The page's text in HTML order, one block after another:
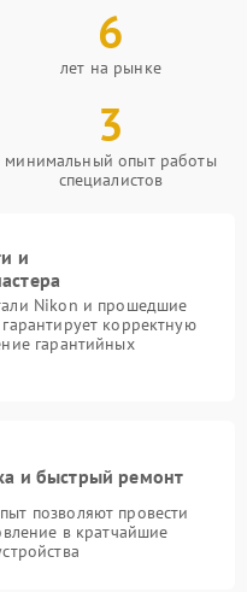
6
лет на рынке
3
минимальный опыт работы
специалистов
и
Nikon и прошедшие
корректную
гарантийных
и быстрый ремонт
позволяют провести
в кратчайшие